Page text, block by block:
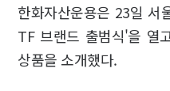
한화자산운용은 23일 서
TF 브랜드 출범식'을 열
상품을 소개했다.